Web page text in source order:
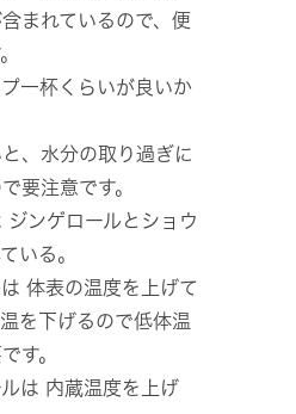
まれているので、便
杯くらいが良いか
水分の取り過ぎに
要注意です。
ンゲロールとショウ
いる。
体表の温度を上げて
を下げるので低体温
す。
内蔵温度を上げ